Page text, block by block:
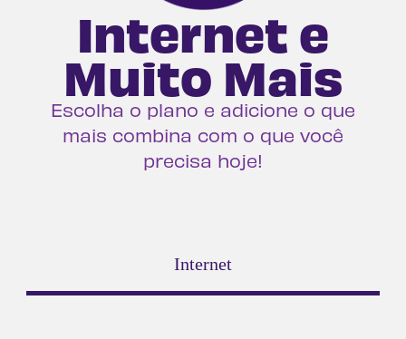
Internet e
Muito Mais
Escolha o plano e adicione o que
mais combina com o que você
precisa hoje!
Internet